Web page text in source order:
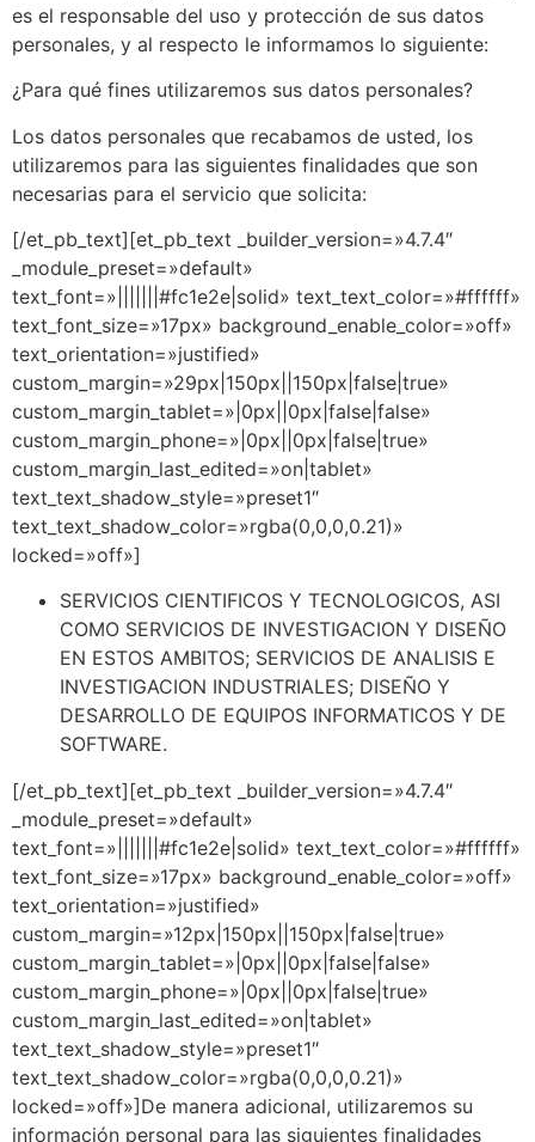
es el responsable del uso y protección de sus datos
personales, y al respecto le informamos lo siguiente:
¿Para qué fines utilizaremos sus datos personales?
Los datos personales que recabamos de usted, los
utilizaremos para las siguientes finalidades que son
necesarias para el servicio que solicita:
[/et_pb_text][et_pb_text _builder_version=»4.7.4″
_module_preset=»default»
text_font=»|||||||#fc1e2e|solid» text_text_color=»#ffffff»
text_font_size=»17px» background_enable_color=»off»
text_orientation=»justified»
custom_margin=»29px|150px||150px|false|true»
custom_margin_tablet=»|0px||0px|false|false»
custom_margin_phone=»|0px||0px|false|true»
custom_margin_last_edited=»on|tablet»
text_text_shadow_style=»preset1″
text_text_shadow_color=»rgba(0,0,0,0.21)»
locked=»off»]
SERVICIOS CIENTIFICOS Y TECNOLOGICOS, ASI
COMO SERVICIOS DE INVESTIGACION Y DISEÑO
EN ESTOS AMBITOS; SERVICIOS DE ANALISIS E
INVESTIGACION INDUSTRIALES; DISEÑO Y
DESARROLLO DE EQUIPOS INFORMATICOS Y DE
SOFTWARE.
[/et_pb_text][et_pb_text _builder_version=»4.7.4″
_module_preset=»default»
text_font=»|||||||#fc1e2e|solid» text_text_color=»#ffffff»
text_font_size=»17px» background_enable_color=»off»
text_orientation=»justified»
custom_margin=»12px|150px||150px|false|true»
custom_margin_tablet=»|0px||0px|false|false»
custom_margin_phone=»|0px||0px|false|true»
custom_margin_last_edited=»on|tablet»
text_text_shadow_style=»preset1″
text_text_shadow_color=»rgba(0,0,0,0.21)»
locked=»off»]De manera adicional, utilizaremos su
información personal para las siguientes finalidades